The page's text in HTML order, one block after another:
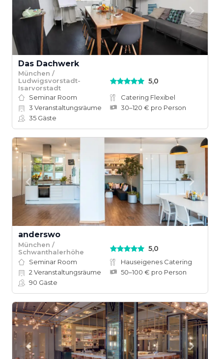
Das Dachwerk
München /
Ludwigsvorstadt-
Isarvorstadt
5,0
Seminar Room
Catering Flexibel
3 Veranstaltungsräume
30–120 € pro Person
35 Gäste
anderswo
München /
Schwanthalerhöhe
5,0
Seminar Room
Hauseigenes Catering
2 Veranstaltungsräume
50–100 € pro Person
90 Gäste